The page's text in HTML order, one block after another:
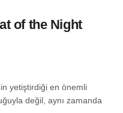
of the Night
yetiştirdiği en önemli
değil, aynı zamanda